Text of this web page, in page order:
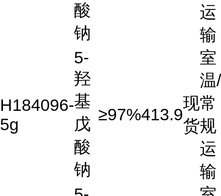
酸
钠
运
输
H184096-
5g
5-
羟
基
戊
酸
钠
≥97%413.9
现
货
室
温/
常
规
运
输